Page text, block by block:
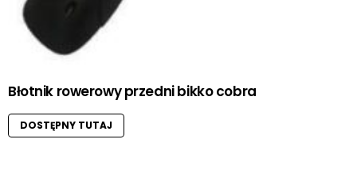
Błotnik rowerowy przedni bikko cobra
DOSTĘPNY TUTAJ